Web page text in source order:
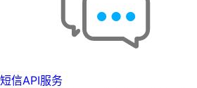
短信API服务